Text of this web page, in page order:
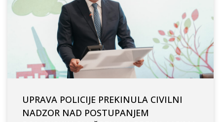
UPRAVA POLICIJE PREKINULA CIVILNI
NADZOR NAD POSTUPANJEM